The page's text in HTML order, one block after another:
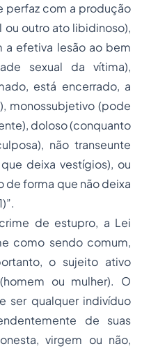
perfaz com a produção
ou outro ato libidinoso),
a efetiva lesão ao bem
sexual da vítima),
está encerrado, a
monossubjetivo(pode
doloso(conquanto
não transeunte
deixa vestígios), ou
de forma que não deixa
de estupro, a Lei
como sendo comum,
o sujeito ativo
ou mulher). O
ser qualquer indivíduo
de suas
virgem ou não,